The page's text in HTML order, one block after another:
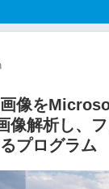
画像を
像解析し、
プログラム